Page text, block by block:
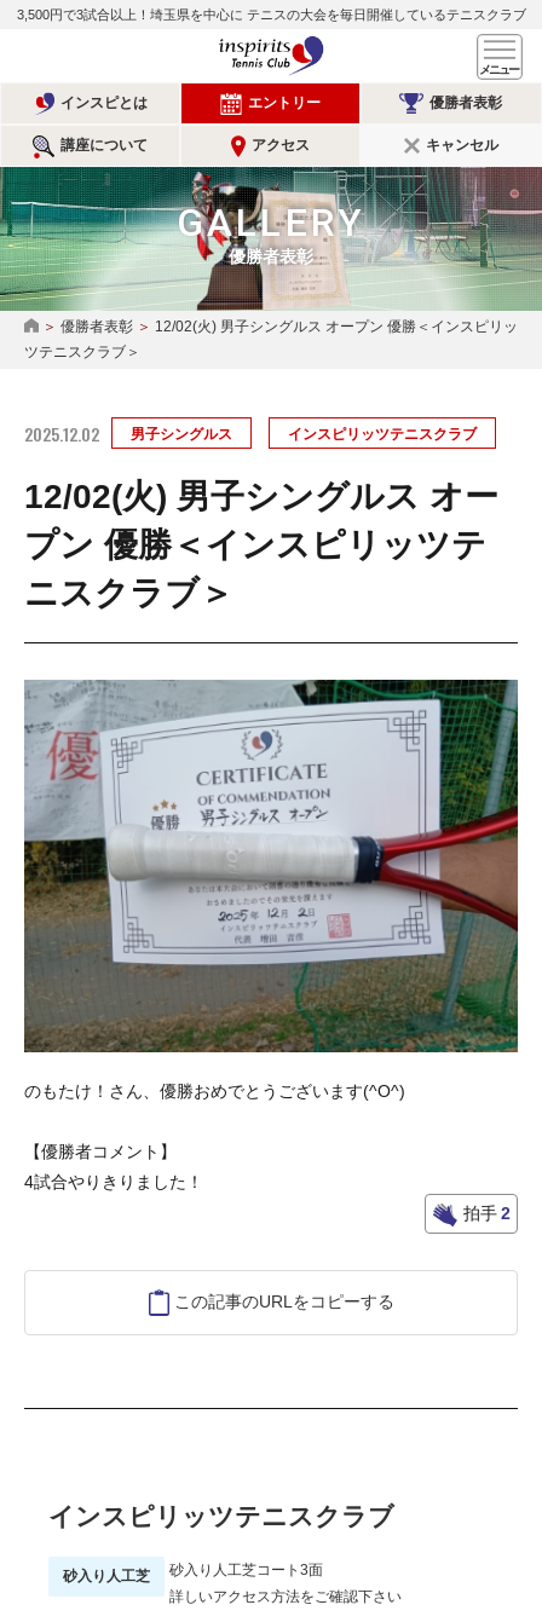
3,500円で3試合以上！埼玉県を中心に テニスの大会を毎日開催しているテニスクラブ
インスピリッツテニスクラ
インスピとは エントリー 優勝者表彰
講座について アクセス キャンセル
GALLERY
優勝者表彰
HOME
優勝者表彰
12/02(火) 男子シングルス オープン 優勝＜インスピリッ
ツテニスクラブ＞
2025.12.02 男子シングルス インスピリッツテニスクラブ
12/02(火) 男子シングルス オー
プン 優勝＜インスピリッツテ
ニスクラブ＞
のもたけ！さん、優勝おめでとうございます(^O^)
【優勝者コメント】
4試合やりきりました！
拍手2
この記事のURLをコピーする
インスピリッツテニスクラブ
砂入り人工芝
砂入り人工芝コート3面
詳しいアクセス方法をご確認下さい